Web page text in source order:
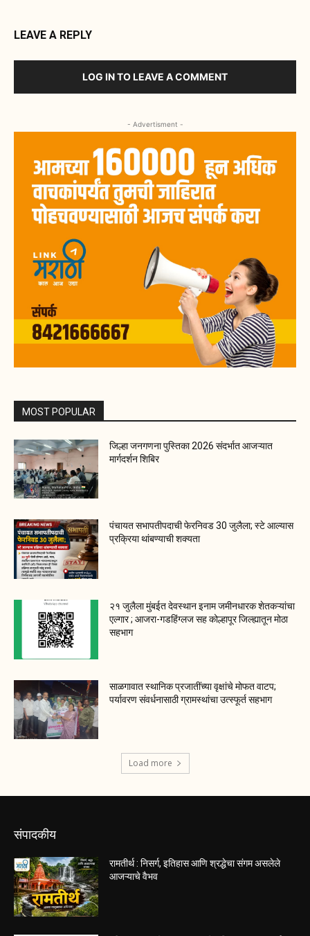
LEAVE A REPLY
LOG IN TO LEAVE A COMMENT
- Advertisment -
MOST POPULAR
जिल्हा जनगणना पुस्तिका 2026 संदर्भात आजऱ्यात
मार्गदर्शन शिबिर
पंचायत सभापतीपदाची फेरनिवड 30 जुलैला; स्टे आल्यास
प्रक्रिया थांबण्याची शक्यता
२१ जुलैला मुंबईत देवस्थान इनाम जमीनधारक शेतकऱ्यांचा
एल्गार ; आजरा-गडहिंग्लज सह कोल्हापूर जिल्ह्यातून मोठा
सहभाग
साळगावात स्थानिक प्रजातींच्या वृक्षांचे मोफत वाटप;
पर्यावरण संवर्धनासाठी ग्रामस्थांचा उत्स्फूर्त सहभाग
Load more
संपादकीय
रामतीर्थ : निसर्ग, इतिहास आणि श्रद्धेचा संगम असलेले
आजऱ्याचे वैभव